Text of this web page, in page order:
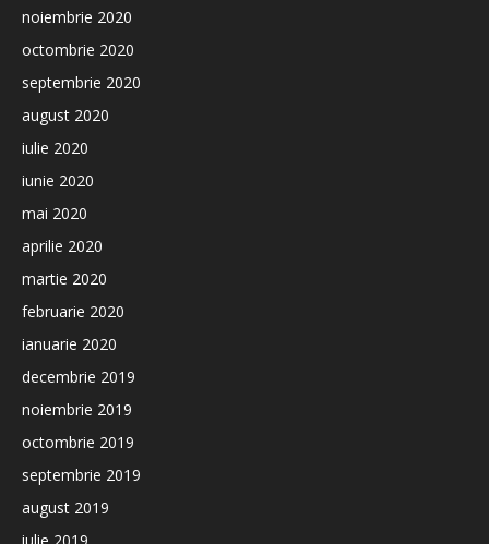
noiembrie 2020
octombrie 2020
septembrie 2020
august 2020
iulie 2020
iunie 2020
mai 2020
aprilie 2020
martie 2020
februarie 2020
ianuarie 2020
decembrie 2019
noiembrie 2019
octombrie 2019
septembrie 2019
august 2019